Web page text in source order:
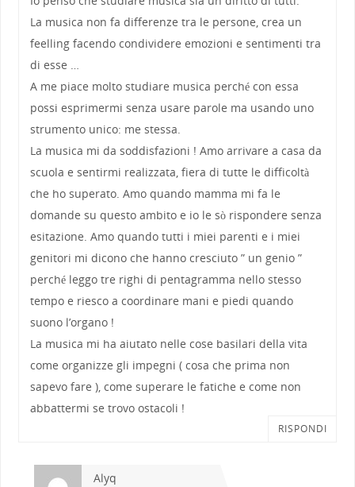
La musica non fa differenze tra le persone, crea un
feelling facendo condividere emozioni e sentimenti tra
di esse …
A me piace molto studiare musica perché con essa
possi esprimermi senza usare parole ma usando uno
strumento unico: me stessa.
La musica mi da soddisfazioni ! Amo arrivare a casa da
scuola e sentirmi realizzata, fiera di tutte le difficoltà
che ho superato. Amo quando mamma mi fa le
domande su questo ambito e io le sò rispondere senza
esitazione. Amo quando tutti i miei parenti e i miei
genitori mi dicono che hanno cresciuto ” un genio ”
perché leggo tre righi di pentagramma nello stesso
tempo e riesco a coordinare mani e piedi quando
suono l’organo !
La musica mi ha aiutato nelle cose basilari della vita
come organizze gli impegni ( cosa che prima non
sapevo fare ), come superare le fatiche e come non
abbattermi se trovo ostacoli !
RISPONDI
Alyq